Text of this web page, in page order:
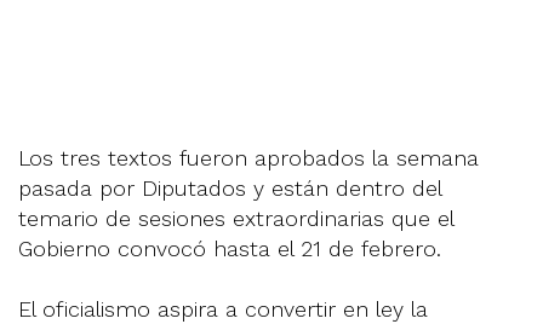
Los tres textos fueron aprobados la semana
pasada por Diputados y están dentro del
temario de sesiones extraordinarias que el
Gobierno convocó hasta el 21 de febrero.
El oficialismo aspira a convertir en ley la